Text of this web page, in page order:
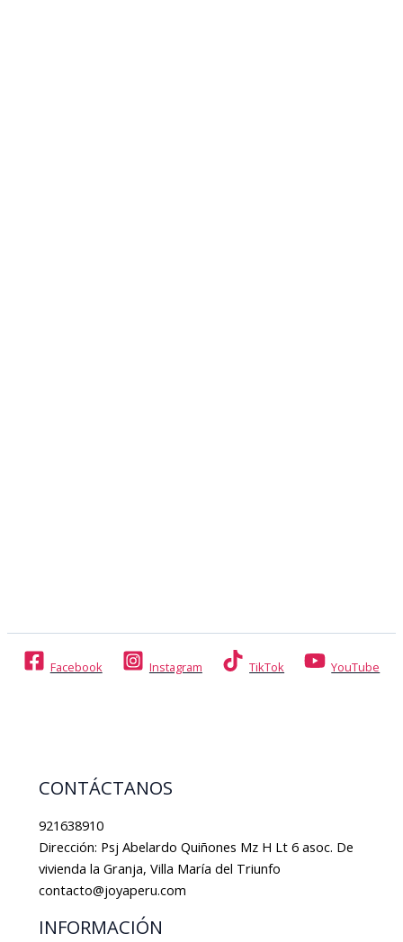
Facebook Instagram TikTok YouTube
CONTÁCTANOS
921638910
Dirección: Psj Abelardo Quiñones Mz H Lt 6 asoc. De
vivienda la Granja, Villa María del Triunfo
contacto@joyaperu.com
INFORMACIÓN